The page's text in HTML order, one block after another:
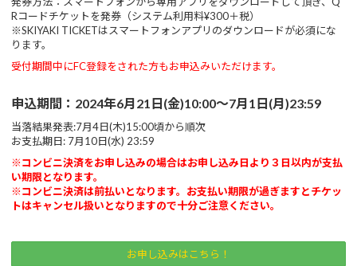
Rコードチケットを発券（システム利用料¥300＋税）
※SKIYAKI TICKETはスマートフォンアプリのダウンロードが必須にな
ります。
受付期間中にFC登録をされた方もお申込みいただけます。
申込期間：2024年6月21日(金)10:00～7月1日(月)23:59
当落結果発表:7月4日(木)15:00頃から順次
お支払期日: 7月10日(水) 23:59
※コンビニ決済をお申し込みの場合はお申し込み日より３日以内が支払
い期限となります。
※コンビニ決済は前払いとなります。お支払い期限が過ぎますとチケッ
トはキャンセル扱いとなりますので十分ご注意ください。
お申し込みはこちら！